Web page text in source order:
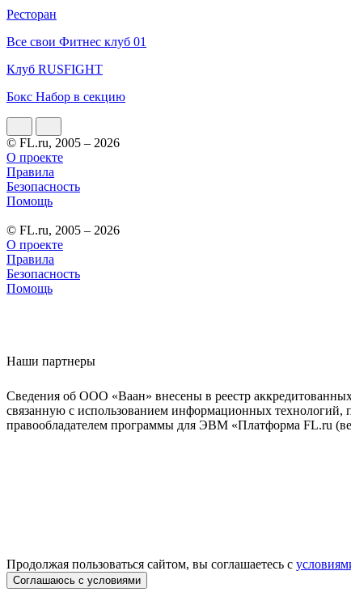
Ресторан
Все свои Фитнес клуб 01
Клуб RUSFIGHT
Бокс Набор в секцию
© FL.ru, 2005 – 2026
О проекте
Правила
Безопасность
Помощь
© FL.ru, 2005 – 2026
О проекте
Правила
Безопасность
Помощь
Наши партнеры
Сведения об ООО «Ваан» внесены в реестр
связанную с использованием информационных технологий,
правообладателем программы для ЭВМ «Платформа FL.ru
Продолжая пользоваться сайтом, вы соглашаетесь с
Соглашаюсь с условиями